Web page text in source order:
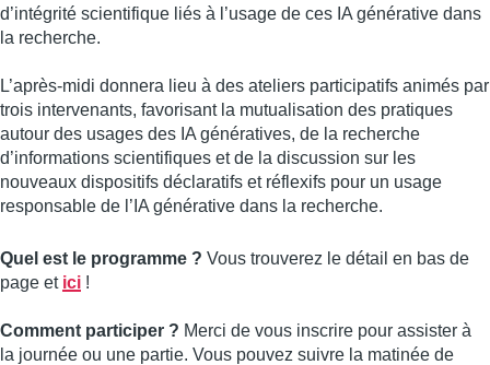
d’intégrité scientifique liés à l’usage de ces IA générative dans
la recherche.
L’après-midi donnera lieu à des ateliers participatifs animés par
trois intervenants, favorisant la mutualisation des pratiques
autour des usages des IA génératives, de la recherche
d’informations scientifiques et de la discussion sur les
nouveaux dispositifs déclaratifs et réflexifs pour un usage
responsable de l’IA générative dans la recherche.
Quel est le programme ? Vous trouverez le détail en bas de
page et ici !
Comment participer ? Merci de vous inscrire pour assister à
la journée ou une partie. Vous pouvez suivre la matinée de